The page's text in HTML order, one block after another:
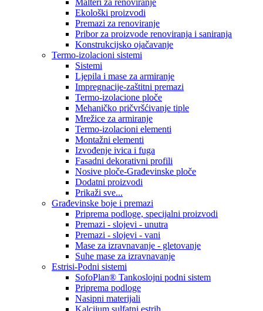
Ekološki proizvodi
Premazi za renoviranje
Pribor za proizvode renoviranja i saniranja
Konstrukcijsko ojačavanje
Termo-izolacioni sistemi
Sistemi
Ljepila i mase za armiranje
Impregnacije-zaštitni premazi
Termo-izolacione ploče
Mehaničko pričvršćivanje tiple
Mrežice za armiranje
Termo-izolacioni elementi
Montažni elementi
Izvođenje ivica i fuga
Fasadni dekorativni profili
Nosive ploče-Građevinske ploče
Dodatni proizvodi
Prikaži sve...
Građevinske boje i premazi
Priprema podloge, specijalni proizvodi
Premazi - slojevi - unutra
Premazi - slojevi - vani
Mase za izravnavanje - gletovanje
Suhe mase za izravnavanje
Estrisi-Podni sistemi
SofoPlan® Tankoslojni podni sistem
Priprema podloge
Nasipni materijali
Kalcijum sulfatni estrih